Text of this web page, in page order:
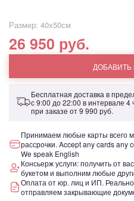
Размер: 40х50см
26 950 руб.
ДОБАВИТЬ
Бесплатная доставка в
с 9:00 до 22:00 в интервале 4
при заказе от9 990 руб.
Принимаем любые карты всего
рассрочки. Accept any cards any
We speak English
Консьерж услуги: получить от
букетом и выполним любые
Оплата от юр. лиц и ИП.
отправляем закрывающие